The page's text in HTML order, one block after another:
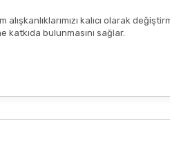
kalıcı olarak
bulunmasını sağlar.